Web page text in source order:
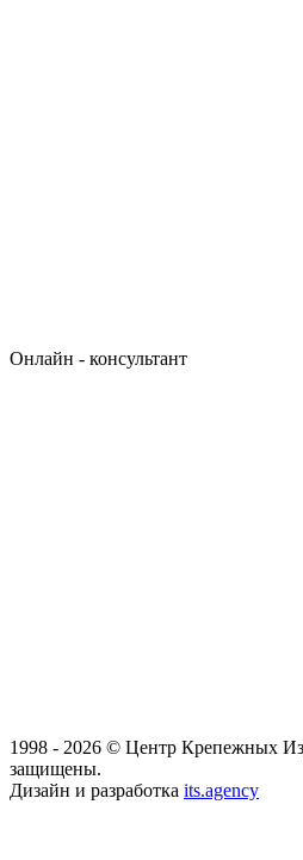
Онлайн - консультант
1998 - 2026 © Центр Крепежных
защищены.
Дизайн и разработка its.agency